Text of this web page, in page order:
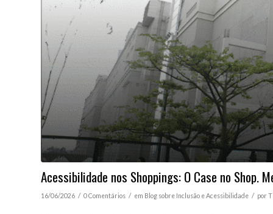
Acessibilidade nos Shoppings: O Case no Shop.
16/06/2026 / 0 Comentários / em Blog sobre Inclusão e Acessibilidade / por